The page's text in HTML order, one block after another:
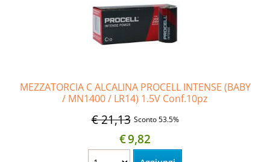
MEZZATORCIA C ALCALINA PROCELL INTENSE (BABY
/ MN1400 / LR14) 1.5V Conf.10pz
€ 21,13 Sconto 53.5%
€9,82